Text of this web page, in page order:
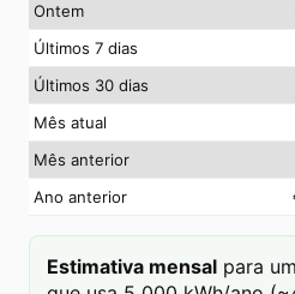
Ontem
Últimos 7 dias
Últimos 30 dias
Mês atual
Mês anterior
Ano anterior
Estimativa mensal para